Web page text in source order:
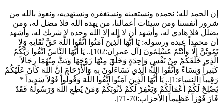
إن الحمد لله؛ نحمده ونستعينه ونستغفره ونستهديه، ونعوذ بالله من
شرور أنفسنا ومن سيئات أعمالنا، من يهده الله فلا مضل له، ومن
يضلل فلا هادي له، وأشهد أن لا إله إلا الله وحده لا شريك له، وأشهد
أن محمداً عبده ورسوله:يَا أَيُّهَا الَّذِينَ آمَنُوا اتَّقُوا اللَّهَ حَقَّ تُقَاتِهِ وَلا
تَمُوتُنَّ إِلَّا وَأَنْتُمْ مُسْلِمُونَ [آل عمران:102]..
يَا أَيُّهَا النَّاسُ اتَّقُوا رَبَّكُمُ
الَّذِي خَلَقَكُمْ مِنْ نَفْسٍ وَاحِدَةٍ وَخَلَقَ مِنْهَا زَوْجَهَا وَبَثَّ مِنْهُمَا رِجَالاً
كَثِيراً وَنِسَاءً وَاتَّقُوا اللَّهَ الَّذِي تَسَاءَلُونَ بِهِ وَالْأَرْحَامَ إِنَّ اللَّهَ كَانَ عَلَيْكُمْ
رَقِيباً [النساء:1].. يَا أَيُّهَا الَّذِينَ آمَنُوا اتَّقُوا اللَّهَ وَقُولُوا قَوْلاً سَدِيداً *
يُصْلِحْ لَكُمْ أَعْمَالَكُمْ وَيَغْفِرْ لَكُمْ ذُنُوبَكُمْ وَمَنْ يُطِعِ اللَّهَ وَرَسُولَهُ فَقَدْ
فَازَ فَوْزاً عَظِيماً [الأحزاب:70-71].